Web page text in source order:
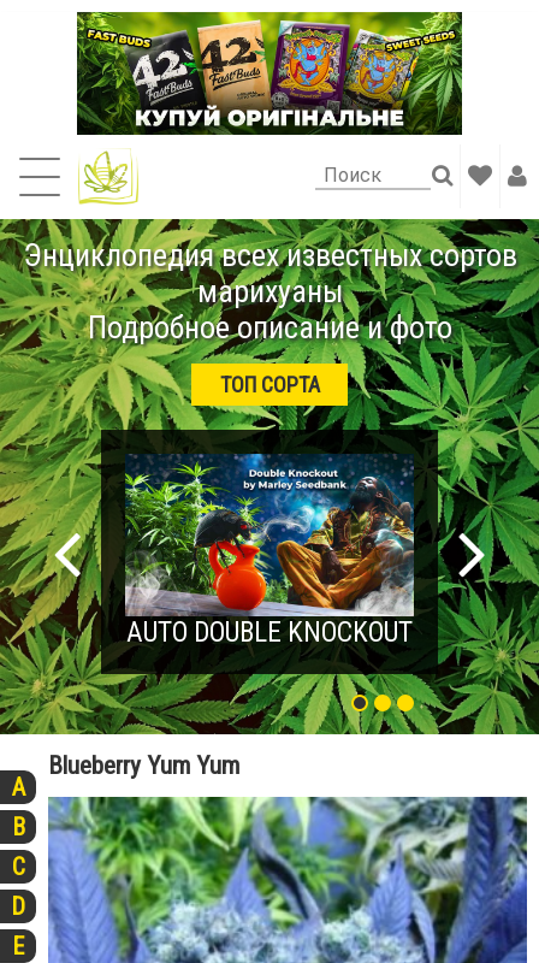
Энциклопедия всех известных сортов
марихуаны
Подробное описание и фото
ТОП СОРТА
AUTO DOUBLE KNOCKOUT
A
B
C
D
E
Blueberry Yum Yum